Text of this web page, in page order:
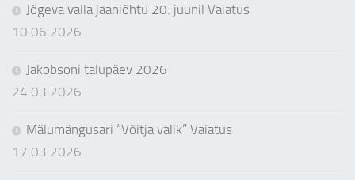
Jõgeva valla jaaniõhtu 20. juunil Vaiatus
10.06.2026
Jakobsoni talupäev 2026
24.03.2026
Mälumängusari “Võitja valik” Vaiatus
17.03.2026